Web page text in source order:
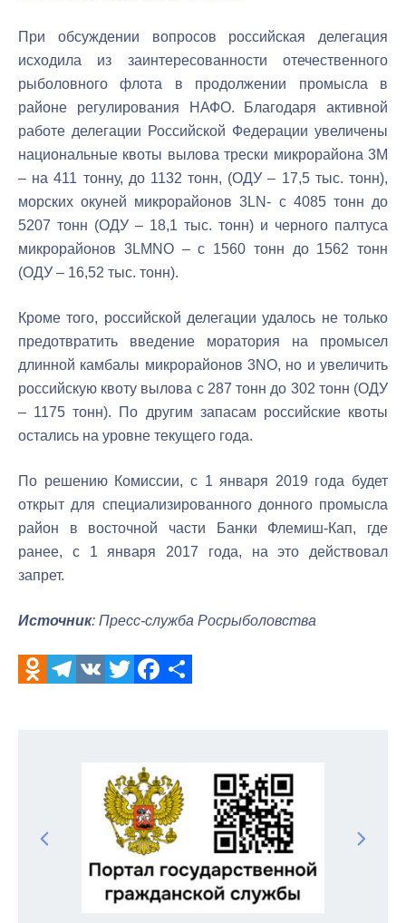
При обсуждении вопросов российская делегация
исходила из заинтересованности отечественного
рыболовного флота в продолжении промысла в
районе регулирования НАФО. Благодаря активной
работе делегации Российской Федерации увеличены
национальные квоты вылова трески микрорайона 3М
– на 411 тонну, до 1132 тонн, (ОДУ – 17,5 тыс. тонн),
морских окуней микрорайонов 3LN- с 4085 тонн до
5207 тонн (ОДУ – 18,1 тыс. тонн) и черного палтуса
микрорайонов 3LMNO – с 1560 тонн до 1562 тонн
(ОДУ – 16,52 тыс. тонн).
Кроме того, российской делегации удалось не только
предотвратить введение моратория на промысел
длинной камбалы микрорайонов 3NO, но и увеличить
российскую квоту вылова с 287 тонн до 302 тонн (ОДУ
– 1175 тонн). По другим запасам российские квоты
остались на уровне текущего года.
По решению Комиссии, с 1 января 2019 года будет
открыт для специализированного донного промысла
район в восточной части Банки Флемиш-Кап, где
ранее, с 1 января 2017 года, на это действовал
запрет.
Источник: Пресс-служба Росрыболовства